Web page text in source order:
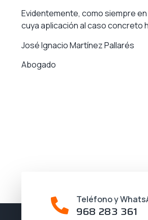
Evidentemente, como siempre
cuya aplicación al caso concreto
José Ignacio Martínez Pallarés
Abogado
Teléfono y
968 283 361